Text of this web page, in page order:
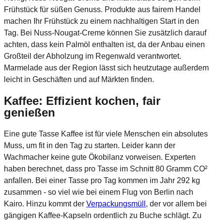
Frühstück für süßen Genuss. Produkte aus fairem Handel
machen Ihr Frühstück zu einem nachhaltigen Start in den
Tag. Bei Nuss-Nougat-Creme können Sie zusätzlich darauf
achten, dass kein Palmöl enthalten ist, da der Anbau einen
Großteil der Abholzung im Regenwald verantwortet.
Marmelade aus der Region lässt sich heutzutage außerdem
leicht in Geschäften und auf Märkten finden.
Kaffee: Effizient kochen, fair
genießen
Eine gute Tasse Kaffee ist für viele Menschen ein absolutes
Muss, um fit in den Tag zu starten. Leider kann der
Wachmacher keine gute Ökobilanz vorweisen. Experten
haben berechnet, dass pro Tasse im Schnitt 80 Gramm CO²
anfallen. Bei einer Tasse pro Tag kommen im Jahr 292 kg
zusammen - so viel wie bei einem Flug von Berlin nach
Kairo. Hinzu kommt der Verpackungsmüll , der vor allem bei
gängigen Kaffee-Kapseln ordentlich zu Buche schlägt. Zu